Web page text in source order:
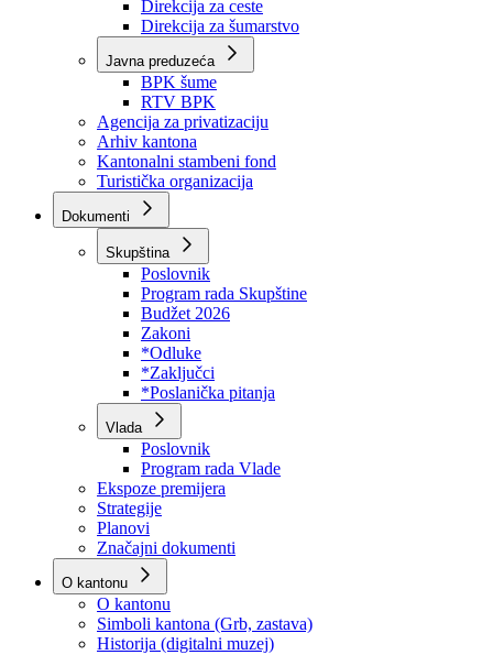
Direkcije
Direkcija za robne rezerve
Direkcija za ceste
Direkcija za šumarstvo
Javna preduzeća
BPK šume
RTV BPK
Agencija za privatizaciju
Arhiv kantona
Kantonalni stambeni fond
Turistička organizacija
Dokumenti
Skupština
Poslovnik
Program rada Skupštine
Budžet 2026
Zakoni
*Odluke
*Zaključci
*Poslanička pitanja
Vlada
Poslovnik
Program rada Vlade
Ekspoze premijera
Strategije
Planovi
Značajni dokumenti
O kantonu